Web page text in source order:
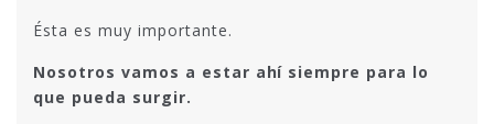
Ésta es muy importante.
Nosotros vamos a estar ahí siempre para lo
que pueda surgir.